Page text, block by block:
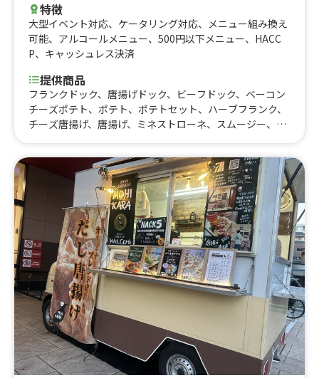
特徴
大型イベント対応、 ケータリング対応、 メニュー組み換え
可能、 アルコールメニュー、 500円以下メニュー、 HACC
P、 キャッシュレス決済
提供商品
フランクドック、唐揚げドック、ビーフドック、ベーコン
チーズポテト、ポテト、ポテトセット、ハーブフランク、
チーズ唐揚げ、唐揚げ、ミネストローネ、スムージー、レ
ール、酎ハイレモン、ノンアルコールビール、果肉入りか
き氷、かき氷、たこ焼き(７個入り)